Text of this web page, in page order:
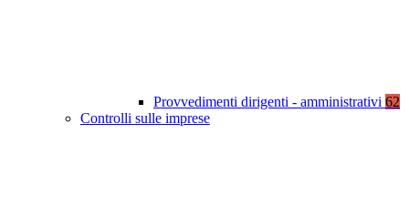
Provvedimenti dirigenti - amministrativi 62
Controlli sulle imprese